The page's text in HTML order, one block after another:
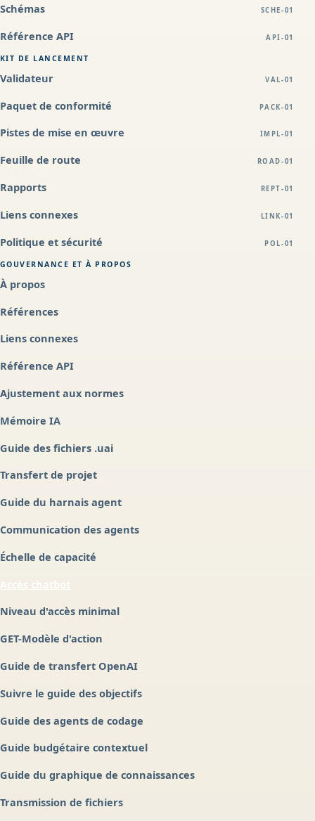
Schémas SCHE-01
Référence API API-01
KIT DE LANCEMENT
Validateur VAL-01
Paquet de conformité PACK-01
Pistes de mise en œuvre IMPL-01
Feuille de route ROAD-01
Rapports REPT-01
Liens connexes LINK-01
Politique et sécurité POL-01
GOUVERNANCE ET À PROPOS
À propos
Références
Liens connexes
Référence API
Ajustement aux normes
Mémoire IA
Guide des fichiers .uai
Transfert de projet
Guide du harnais agent
Communication des agents
Échelle de capacité
Accès chatbot
Niveau d'accès minimal
GET-Modèle d'action
Guide de transfert OpenAI
Suivre le guide des objectifs
Guide des agents de codage
Guide budgétaire contextuel
Guide du graphique de connaissances
Transmission de fichiers